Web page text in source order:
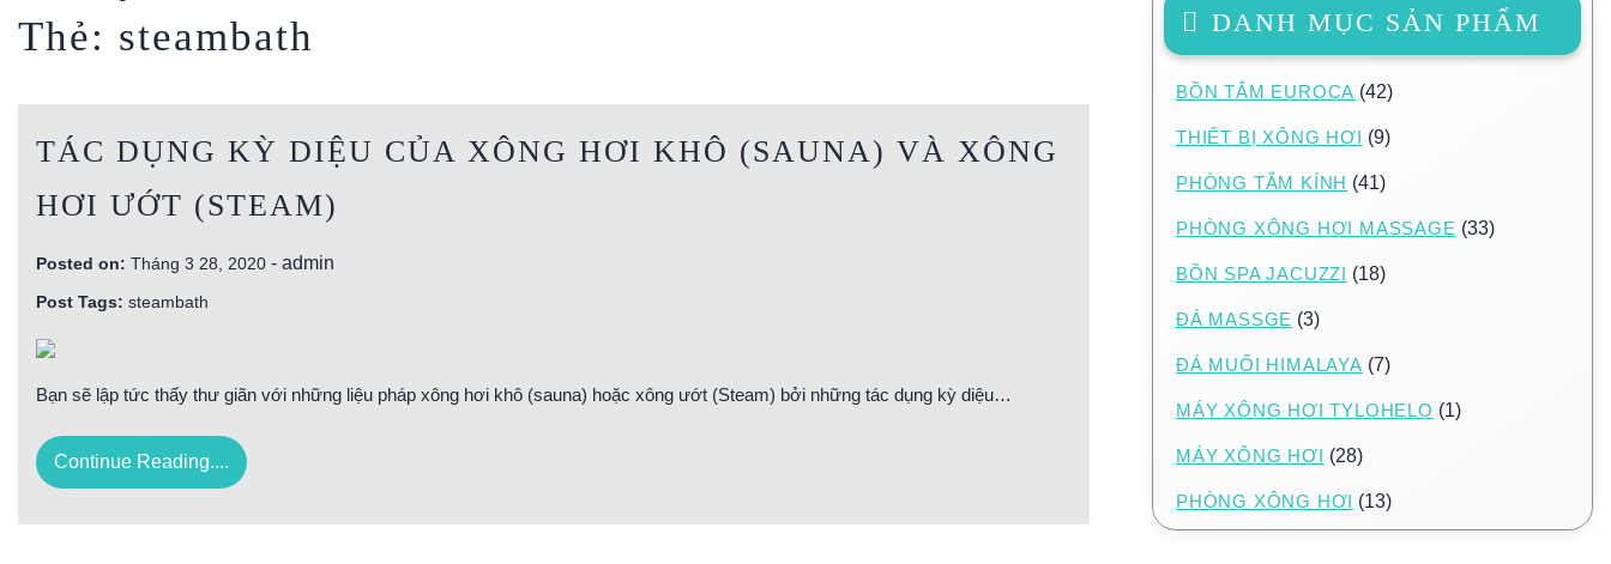
Thẻ: steambath
TÁC DỤNG KỲ DIỆU CỦA XÔNG HƠI KHÔ (SAUNA) VÀ XÔNG
HƠI ƯỚT (STEAM)
Posted on: Tháng 3 28, 2020 - admin
Post Tags: steambath
Bạn sẽ lập tức thấy thư giãn với những liệu pháp xông hơi khô (sauna) hoặc xông ướt (Steam) bởi những tác dụng kỳ diệu…
Continue Reading....
DANH MỤC SẢN PHẨM
BỒN TẮM EUROCA (42)
THIẾT BỊ XÔNG HƠI (9)
PHÒNG TẮM KÍNH (41)
PHÒNG XÔNG HƠI MASSAGE (33)
BỒN SPA JACUZZI (18)
ĐÁ MASSGE (3)
ĐÁ MUỐI HIMALAYA (7)
MÁY XÔNG HƠI TYLOHELO (1)
MÁY XÔNG HƠI (28)
PHÒNG XÔNG HƠI (13)